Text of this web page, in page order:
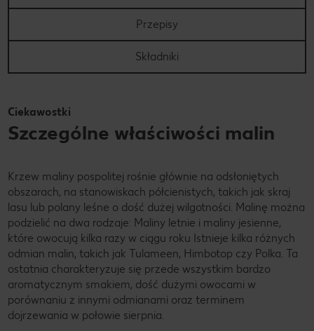
Przepisy
Składniki
Ciekawostki
Szczególne właściwości malin
Krzew maliny pospolitej rośnie głównie na odsłoniętych
obszarach, na stanowiskach półcienistych, takich jak skraj
lasu lub polany leśne o dość dużej wilgotności. Malinę można
podzielić na dwa rodzaje: Maliny letnie i maliny jesienne,
które owocują kilka razy w ciągu roku Istnieje kilka różnych
odmian malin, takich jak Tulameen, Himbotop czy Polka. Ta
ostatnia charakteryzuje się przede wszystkim bardzo
aromatycznym smakiem, dość dużymi owocami w
porównaniu z innymi odmianami oraz terminem
dojrzewania w połowie sierpnia.